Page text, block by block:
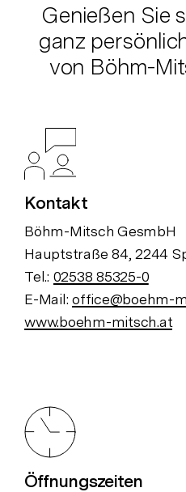
Genießen Sie
ganz
von Böhm-
Kontakt
Böhm-Mitsch GesmbH
Hauptstraße 84, 2244
Tel.: 02538 85325-0
E-Mail: office@boehm-
www.boehm-mitsch.at
Öffnungszeiten